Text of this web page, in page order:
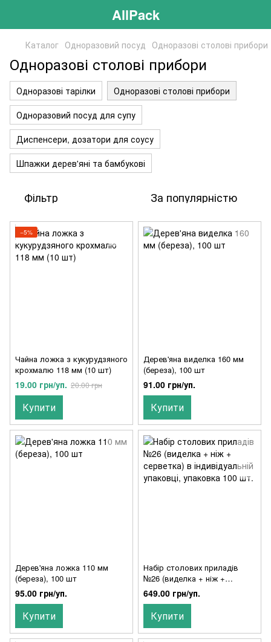
AllPack
Каталог Одноразовий посуд Одноразові столові прибори
Одноразові столові прибори
Одноразові тарілки
Одноразові столові прибори
Одноразовий посуд для супу
Диспенсери, дозатори для соусу
Шпажки дерев'яні та бамбукові
Фільтр За популярністю
−5%
Чайна ложка з кукурудзяного
крохмалю 118 мм (10 шт)
19.00 грн/уп. 20.00 грн
Купити
Дерев'яна виделка 160 мм
(береза), 100 шт
91.00 грн/уп.
Купити
Дерев'яна ложка 110 мм
(береза), 100 шт
95.00 грн/уп.
Купити
Набір столових приладів
№26 (виделка + ніж +
серветка) в індивідуальній
упаковці, упаковка 100 шт.
649.00 грн/уп.
Купити